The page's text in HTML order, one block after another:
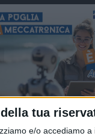
tua
e/o accediamo